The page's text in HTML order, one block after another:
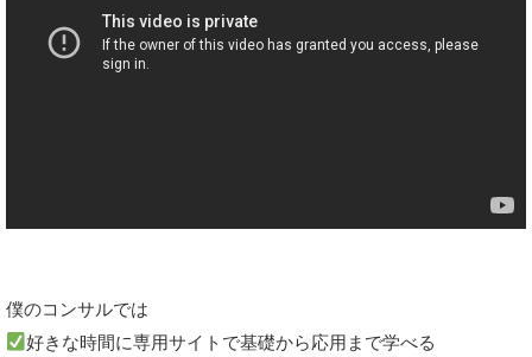
僕のコンサルでは
好きな時間に専用サイトで基礎から応用まで学べる